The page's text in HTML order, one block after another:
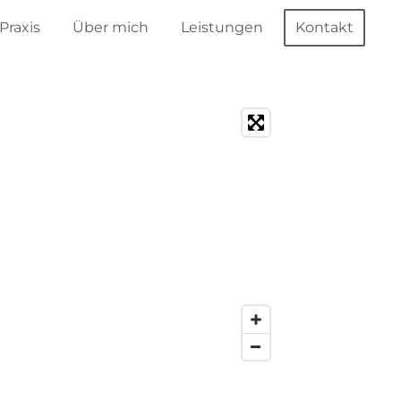
Praxis Über mich Leistungen Kontakt